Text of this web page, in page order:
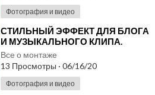
Фотография и видео
⁣СТИЛЬНЫЙ ЭФФЕКТ ДЛЯ БЛОГА
И МУЗЫКАЛЬНОГО КЛИПА.
УРОКИ ВИДЕОМОНТАЖА SONY
VEGAS PRO. ПЛАГИН SAPPHIRE
Все о монтаже
13 Просмотры · 06/16/20
Фотография и видео